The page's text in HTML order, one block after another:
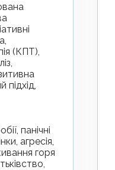
(КПТ),
агресія,
горя